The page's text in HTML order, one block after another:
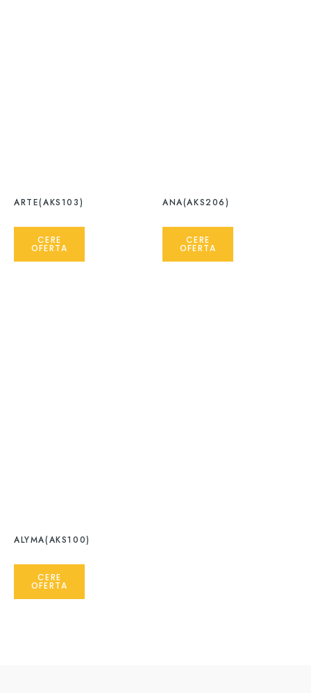
ARTE(AKS103)
CERE
OFERTA
ANA(AKS206)
CERE
OFERTA
ALYMA(AKS100)
CERE
OFERTA